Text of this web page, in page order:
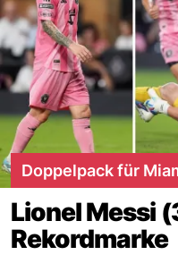
Doppelpack für
Lionel Messi
Rekordmarke